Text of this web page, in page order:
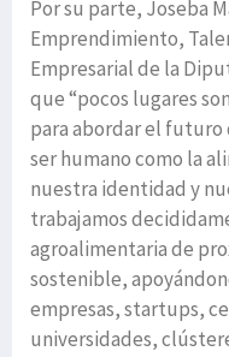
Por su parte, Joseba
Emprendimiento,
Empresarial de la
que “pocos lugares
para abordar el futuro
ser humano como la
nuestra identidad y
trabajamos
agroalimentaria de
sostenible,
empresas, startups,
universidades,